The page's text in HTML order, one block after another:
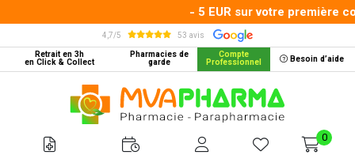
- 5 EUR sur votre première
4,7/5
53 avis
Retrait en 3h
en Click & Collect
Pharmacies de
garde
Compte
Professionnel Besoin d’aide
MVA Pharma Votre pharmacie
0